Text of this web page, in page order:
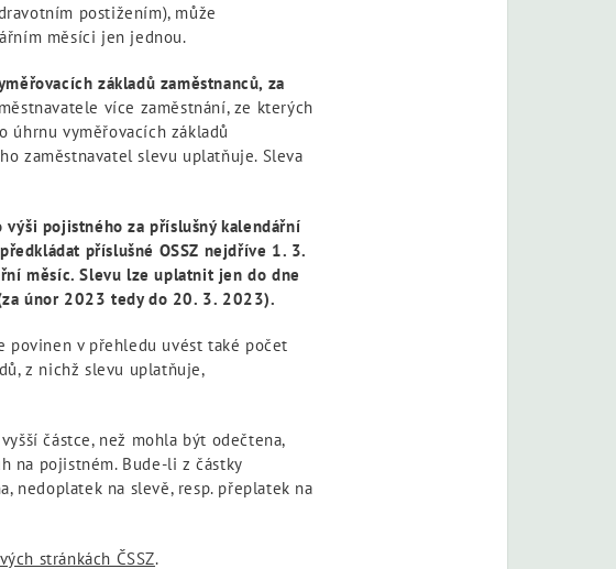
postižením), může
měsíci jen jednou.
základů zaměstnanců, za
více zaměstnání, ze kterých
úhrnu vyměřovacích základů
zaměstnavatel slevu uplatňuje. Sleva
pojistného za příslušný kalendářní
příslušné OSSZ nejdříve 1. 3.
měsíc. Slevu lze uplatnit jen do dne
únor 2023 tedy do 20. 3. 2023).
povinen v přehledu uvést také počet
z nichž slevu uplatňuje,
částce, než mohla být odečtena,
na pojistném. Bude-li z částky
nedoplatek na slevě, resp. přeplatek na
stránkách ČSSZ.